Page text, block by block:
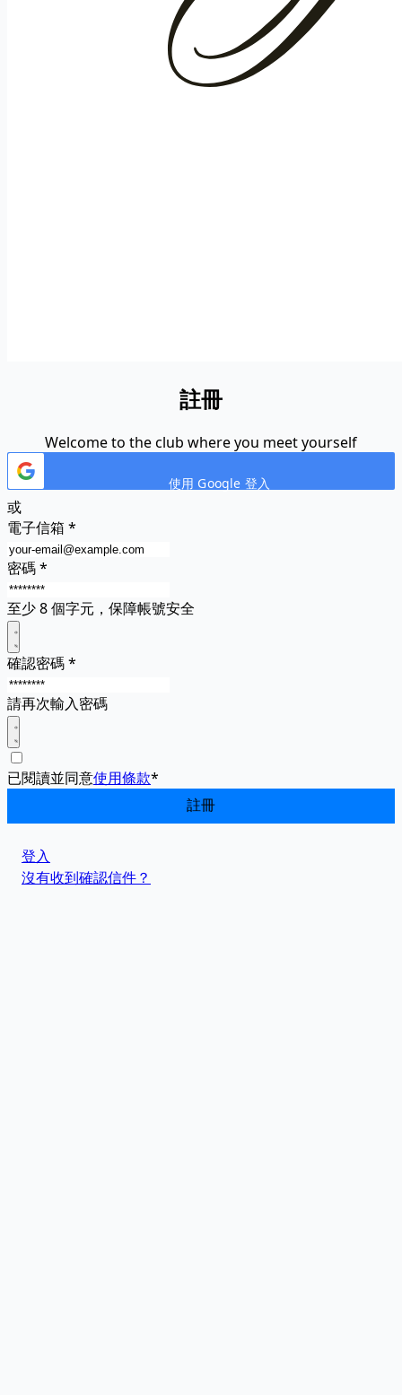
註冊
Welcome to the club where you meet yourself
使用 Google 登入
或
電子信箱 *
密碼*
至少 8 個字元，保障帳號安全
確認密碼*
請再次輸入密碼
已閱讀並同意使用條款*
登入
沒有收到確認信件？